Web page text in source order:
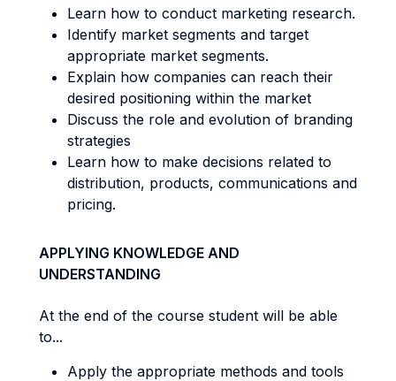
Learn how to conduct marketing research.
Identify market segments and target
appropriate market segments.
Explain how companies can reach their
desired positioning within the market
Discuss the role and evolution of branding
strategies
Learn how to make decisions related to
distribution, products, communications and
pricing.
APPLYING KNOWLEDGE AND
UNDERSTANDING
At the end of the course student will be able
to...
Apply the appropriate methods and tools